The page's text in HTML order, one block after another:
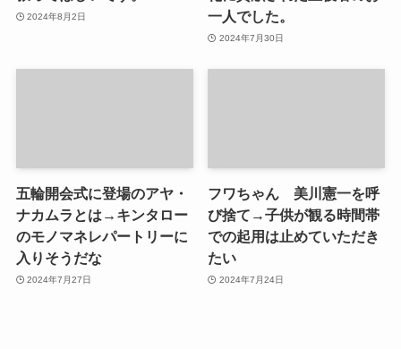
2024年8月2日
一人でした。
2024年7月30日
五輪開会式に登場のアヤ・
ナカムラとは→キンタロー
のモノマネレパートリーに
入りそうだな
2024年7月27日
フワちゃん 美川憲一を呼
び捨て→子供が観る時間帯
での起用は止めていただき
たい
2024年7月24日